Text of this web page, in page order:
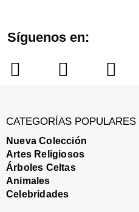
Síguenos en:
I
t
a
g
r
a
F
e
b
o
o
k
P
t
CATEGORÍAS POPULARES
Nueva Colección
Artes Religiosos
Árboles Celtas
Animales
Celebridades